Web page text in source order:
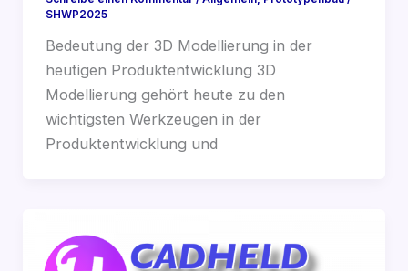
SHWP2025
Bedeutung der 3D Modellierung in der
heutigen Produktentwicklung 3D
Modellierung gehört heute zu den
wichtigsten Werkzeugen in der
Produktentwicklung und